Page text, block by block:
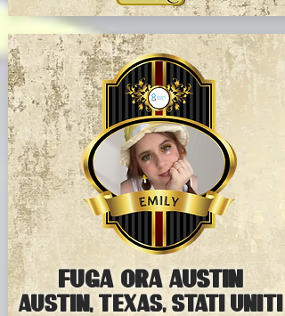
FUGA ora austin
Austin, Texas, Stati Uniti